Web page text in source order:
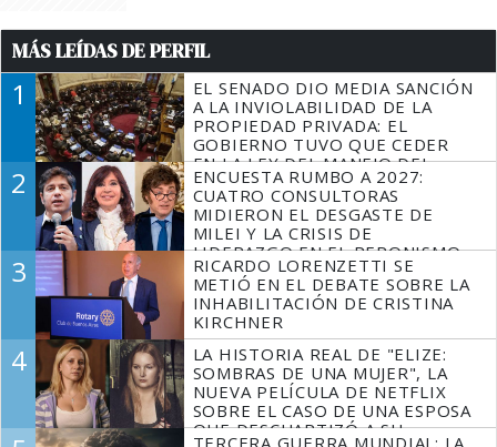
MÁS LEÍDAS DE PERFIL
1
EL SENADO DIO MEDIA SANCIÓN
A LA INVIOLABILIDAD DE LA
PROPIEDAD PRIVADA: EL
GOBIERNO TUVO QUE CEDER
EN LA LEY DEL MANEJO DEL
FUEGO
2
ENCUESTA RUMBO A 2027:
CUATRO CONSULTORAS
MIDIERON EL DESGASTE DE
MILEI Y LA CRISIS DE
LIDERAZGO EN EL PERONISMO
3
RICARDO LORENZETTI SE
METIÓ EN EL DEBATE SOBRE LA
INHABILITACIÓN DE CRISTINA
KIRCHNER
4
LA HISTORIA REAL DE "ELIZE:
SOMBRAS DE UNA MUJER", LA
NUEVA PELÍCULA DE NETFLIX
SOBRE EL CASO DE UNA ESPOSA
QUE DESCUARTIZÓ A SU